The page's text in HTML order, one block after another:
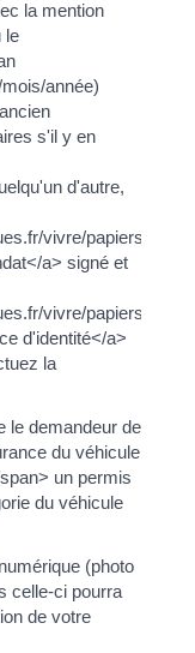
la mention
le
année)
s'il y en
d'autre,
vivre/papiers-
a> signé et
vivre/papiers-
d'identité</a>
la
le demandeur de
du véhicule
un permis
du véhicule
(photo
celle-ci pourra
de votre